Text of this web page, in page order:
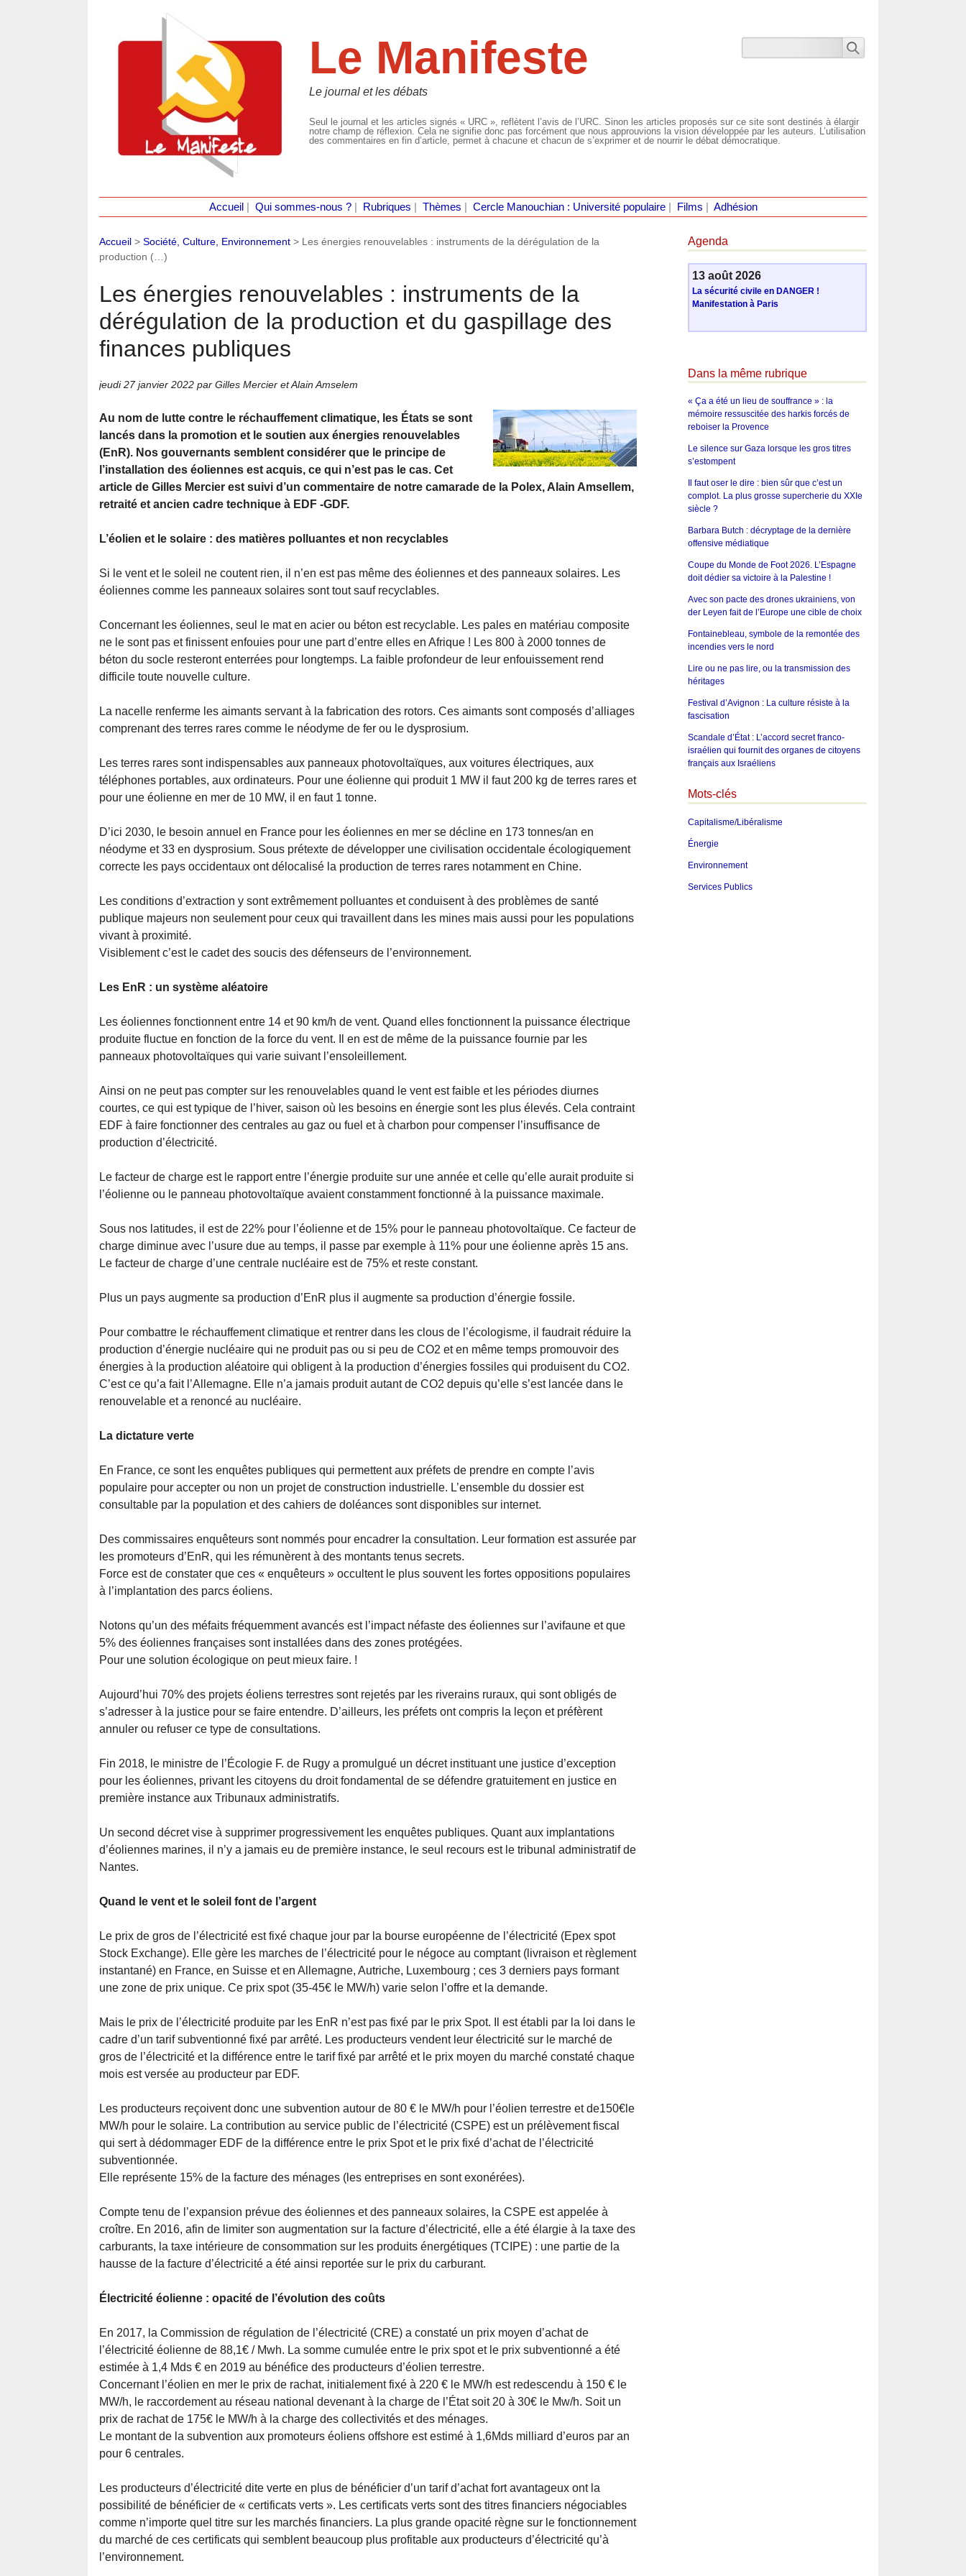
Le Manifeste
Le journal et les débats
Seul le journal et les articles signés « URC », reflètent l’avis de l’URC. Sinon les articles proposés sur ce site sont destinés à élargir
notre champ de réflexion. Cela ne signifie donc pas forcément que nous approuvions la vision développée par les auteurs. L’utilisation
des commentaires en fin d’article, permet à chacune et chacun de s’exprimer et de nourrir le débat démocratique.
Accueil Qui sommes-nous ?| Rubriques Thèmes Cercle Manouchian : Université populaire| Films Adhésion
Accueil > Société, Culture, Environnement > Les énergies renouvelables : instruments de la dérégulation de la
production (…)
Les énergies renouvelables : instruments de la
dérégulation de la production et du gaspillage des
finances publiques
jeudi 27 janvier 2022 par Gilles Mercier et Alain Amselem
Au nom de lutte contre le réchauffement climatique, les États se sont
lancés dans la promotion et le soutien aux énergies renouvelables
(EnR). Nos gouvernants semblent considérer que le principe de
l’installation des éoliennes est acquis, ce qui n’est pas le cas. Cet
article de Gilles Mercier est suivi d’un commentaire de notre camarade de la Polex, Alain Amsellem,
retraité et ancien cadre technique à EDF -GDF.
L’éolien et le solaire : des matières polluantes et non recyclables
Si le vent et le soleil ne coutent rien, il n’en est pas même des éoliennes et des panneaux solaires. Les
éoliennes comme les panneaux solaires sont tout sauf recyclables.
Concernant les éoliennes, seul le mat en acier ou béton est recyclable. Les pales en matériau composite
ne le sont pas et finissent enfouies pour une part d’entre elles en Afrique ! Les 800 à 2000 tonnes de
béton du socle resteront enterrées pour longtemps. La faible profondeur de leur enfouissement rend
difficile toute nouvelle culture.
La nacelle renferme les aimants servant à la fabrication des rotors. Ces aimants sont composés d’alliages
comprenant des terres rares comme le néodyme de fer ou le dysprosium.
Les terres rares sont indispensables aux panneaux photovoltaïques, aux voitures électriques, aux
téléphones portables, aux ordinateurs. Pour une éolienne qui produit 1 MW il faut 200 kg de terres rares et
pour une éolienne en mer de 10 MW, il en faut 1 tonne.
D’ici 2030, le besoin annuel en France pour les éoliennes en mer se décline en 173 tonnes/an en
néodyme et 33 en dysprosium. Sous prétexte de développer une civilisation occidentale écologiquement
correcte les pays occidentaux ont délocalisé la production de terres rares notamment en Chine.
Les conditions d’extraction y sont extrêmement polluantes et conduisent à des problèmes de santé
publique majeurs non seulement pour ceux qui travaillent dans les mines mais aussi pour les populations
vivant à proximité.
Visiblement c’est le cadet des soucis des défenseurs de l’environnement.
Les EnR : un système aléatoire
Les éoliennes fonctionnent entre 14 et 90 km/h de vent. Quand elles fonctionnent la puissance électrique
produite fluctue en fonction de la force du vent. Il en est de même de la puissance fournie par les
panneaux photovoltaïques qui varie suivant l’ensoleillement.
Ainsi on ne peut pas compter sur les renouvelables quand le vent est faible et les périodes diurnes
courtes, ce qui est typique de l’hiver, saison où les besoins en énergie sont les plus élevés. Cela contraint
EDF à faire fonctionner des centrales au gaz ou fuel et à charbon pour compenser l’insuffisance de
production d’électricité.
Le facteur de charge est le rapport entre l’énergie produite sur une année et celle qu’elle aurait produite si
l’éolienne ou le panneau photovoltaïque avaient constamment fonctionné à la puissance maximale.
Sous nos latitudes, il est de 22% pour l’éolienne et de 15% pour le panneau photovoltaïque. Ce facteur de
charge diminue avec l’usure due au temps, il passe par exemple à 11% pour une éolienne après 15 ans.
Le facteur de charge d’une centrale nucléaire est de 75% et reste constant.
Plus un pays augmente sa production d’EnR plus il augmente sa production d’énergie fossile.
Pour combattre le réchauffement climatique et rentrer dans les clous de l’écologisme, il faudrait réduire la
production d’énergie nucléaire qui ne produit pas ou si peu de CO2 et en même temps promouvoir des
énergies à la production aléatoire qui obligent à la production d’énergies fossiles qui produisent du CO2.
C’est ce qu’a fait l’Allemagne. Elle n’a jamais produit autant de CO2 depuis qu’elle s’est lancée dans le
renouvelable et a renoncé au nucléaire.
La dictature verte
En France, ce sont les enquêtes publiques qui permettent aux préfets de prendre en compte l’avis
populaire pour accepter ou non un projet de construction industrielle. L’ensemble du dossier est
consultable par la population et des cahiers de doléances sont disponibles sur internet.
Des commissaires enquêteurs sont nommés pour encadrer la consultation. Leur formation est assurée par
les promoteurs d’EnR, qui les rémunèrent à des montants tenus secrets.
Force est de constater que ces « enquêteurs » occultent le plus souvent les fortes oppositions populaires
à l’implantation des parcs éoliens.
Notons qu’un des méfaits fréquemment avancés est l’impact néfaste des éoliennes sur l’avifaune et que
5% des éoliennes françaises sont installées dans des zones protégées.
Pour une solution écologique on peut mieux faire. !
Aujourd’hui 70% des projets éoliens terrestres sont rejetés par les riverains ruraux, qui sont obligés de
s’adresser à la justice pour se faire entendre. D’ailleurs, les préfets ont compris la leçon et préfèrent
annuler ou refuser ce type de consultations.
Fin 2018, le ministre de l’Écologie F. de Rugy a promulgué un décret instituant une justice d’exception
pour les éoliennes, privant les citoyens du droit fondamental de se défendre gratuitement en justice en
première instance aux Tribunaux administratifs.
Un second décret vise à supprimer progressivement les enquêtes publiques. Quant aux implantations
d’éoliennes marines, il n’y a jamais eu de première instance, le seul recours est le tribunal administratif de
Nantes.
Quand le vent et le soleil font de l’argent
Le prix de gros de l’électricité est fixé chaque jour par la bourse européenne de l’électricité (Epex spot
Stock Exchange). Elle gère les marches de l’électricité pour le négoce au comptant (livraison et règlement
instantané) en France, en Suisse et en Allemagne, Autriche, Luxembourg ; ces 3 derniers pays formant
une zone de prix unique. Ce prix spot (35-45€ le MW/h) varie selon l’offre et la demande.
Mais le prix de l’électricité produite par les EnR n’est pas fixé par le prix Spot. Il est établi par la loi dans le
cadre d’un tarif subventionné fixé par arrêté. Les producteurs vendent leur électricité sur le marché de
gros de l’électricité et la différence entre le tarif fixé par arrêté et le prix moyen du marché constaté chaque
mois est versée au producteur par EDF.
Les producteurs reçoivent donc une subvention autour de 80 € le MW/h pour l’éolien terrestre et de150€le
MW/h pour le solaire. La contribution au service public de l’électricité (CSPE) est un prélèvement fiscal
qui sert à dédommager EDF de la différence entre le prix Spot et le prix fixé d’achat de l’électricité
subventionnée.
Elle représente 15% de la facture des ménages (les entreprises en sont exonérées).
Compte tenu de l’expansion prévue des éoliennes et des panneaux solaires, la CSPE est appelée à
croître. En 2016, afin de limiter son augmentation sur la facture d’électricité, elle a été élargie à la taxe des
carburants, la taxe intérieure de consommation sur les produits énergétiques (TCIPE) : une partie de la
hausse de la facture d’électricité a été ainsi reportée sur le prix du carburant.
Électricité éolienne : opacité de l’évolution des coûts
En 2017, la Commission de régulation de l’électricité (CRE) a constaté un prix moyen d’achat de
l’électricité éolienne de 88,1€ / Mwh. La somme cumulée entre le prix spot et le prix subventionné a été
estimée à 1,4 Mds € en 2019 au bénéfice des producteurs d’éolien terrestre.
Concernant l’éolien en mer le prix de rachat, initialement fixé à 220 € le MW/h est redescendu à 150 € le
MW/h, le raccordement au réseau national devenant à la charge de l’État soit 20 à 30€ le Mw/h. Soit un
prix de rachat de 175€ le MW/h à la charge des collectivités et des ménages.
Le montant de la subvention aux promoteurs éoliens offshore est estimé à 1,6Mds milliard d’euros par an
pour 6 centrales.
Les producteurs d’électricité dite verte en plus de bénéficier d’un tarif d’achat fort avantageux ont la
possibilité de bénéficier de « certificats verts ». Les certificats verts sont des titres financiers négociables
comme n’importe quel titre sur les marchés financiers. La plus grande opacité règne sur le fonctionnement
du marché de ces certificats qui semblent beaucoup plus profitable aux producteurs d’électricité qu’à
l’environnement.
Agenda
13 août 2026
La sécurité civile en DANGER !
Manifestation à Paris
Dans la même rubrique
« Ça a été un lieu de souffrance » : la
mémoire ressuscitée des harkis forcés de
reboiser la Provence
Le silence sur Gaza lorsque les gros titres
s’estompent
Il faut oser le dire : bien sûr que c’est un
complot. La plus grosse supercherie du XXIe
siècle ?
Barbara Butch : décryptage de la dernière
offensive médiatique
Coupe du Monde de Foot 2026. L’Espagne
doit dédier sa victoire à la Palestine !
Avec son pacte des drones ukrainiens, von
der Leyen fait de l’Europe une cible de choix
Fontainebleau, symbole de la remontée des
incendies vers le nord
Lire ou ne pas lire, ou la transmission des
héritages
Festival d’Avignon : La culture résiste à la
fascisation
Scandale d’État : L’accord secret franco-
israélien qui fournit des organes de citoyens
français aux Israéliens
Mots-clés
Capitalisme/Libéralisme
Énergie
Environnement
Services Publics